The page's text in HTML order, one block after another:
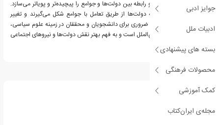
جوایز ادبی
ادبیات ملل
بسته های پیشنهادی
محصولات فرهنگی
کمک آموزشی
مجله‌ی ایران‌کتاب
دولت به چالش می‌کشد و رابطه بین دولت‌ها و جوامع را پیچیده‌تر و پویا‌تر می‌سازد.
میگدال نشان می‌دهد که دولت‌ها از طریق تعامل با جوامع شکل می‌گیرند و تغییر
می‌کنند. این کتاب منبعی ضروری برای دانشجویان و محققان در زمینه علوم سیاسی،
جامعه‌شناسی و روابط بین‌الملل است و به فهم بهتر نقش دولت‌ها و نیروهای اجتماعی
کمک می‌کند.
درباره جوئل میگدال